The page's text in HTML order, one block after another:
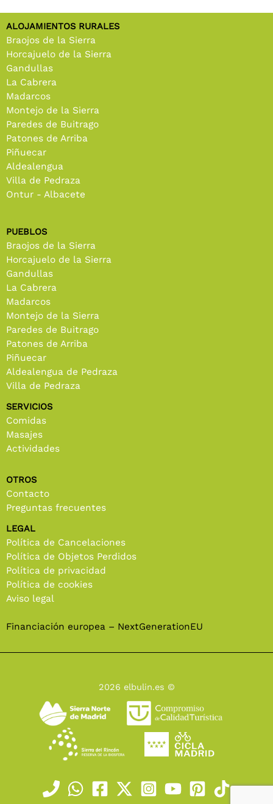
ALOJAMIENTOS RURALES
Braojos de la Sierra
Horcajuelo de la Sierra
Gandullas
La Cabrera
Madarcos
Montejo de la Sierra
Paredes de Buitrago
Patones de Arriba
Piñuecar
Aldealengua
Villa de Pedraza
Ontur - Albacete
PUEBLOS
Braojos de la Sierra
Horcajuelo de la Sierra
Gandullas
La Cabrera
Madarcos
Montejo de la Sierra
Paredes de Buitrago
Patones de Arriba
Piñuecar
Aldealengua de Pedraza
Villa de Pedraza
SERVICIOS
Comidas
Masajes
Actividades
OTROS
Contacto
Preguntas frecuentes
LEGAL
Política de Cancelaciones
Política de Objetos Perdidos
Política de privacidad
Política de cookies
Aviso legal
Financiación europea – NextGenerationEU
2026 elbulin.es ©